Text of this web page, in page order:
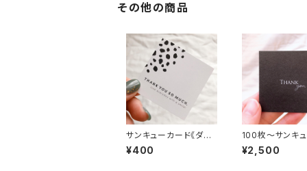
その他の商品
サンキューカード《ダル
メシアン》
¥400
100枚〜サンキ
ド《メタリックブラ
¥2,500